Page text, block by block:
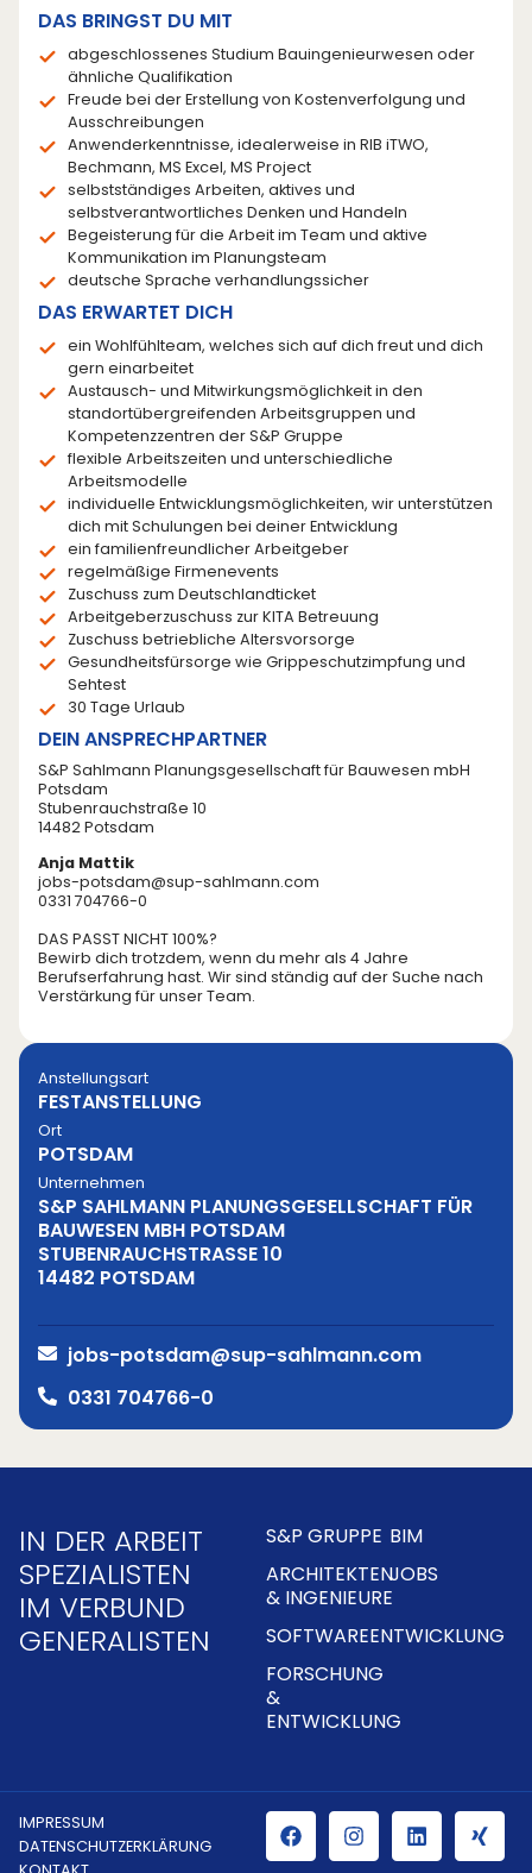
DAS BRINGST DU MIT
abgeschlossenes Studium Bauingenieurwesen oder
ähnliche Qualifikation
Freude bei der Erstellung von Kostenverfolgung und
Ausschreibungen
Anwenderkenntnisse, idealerweise in RIB iTWO,
Bechmann, MS Excel, MS Project
selbstständiges Arbeiten, aktives und
selbstverantwortliches Denken und Handeln
Begeisterung für die Arbeit im Team und aktive
Kommunikation im Planungsteam
deutsche Sprache verhandlungssicher
DAS ERWARTET DICH
ein Wohlfühlteam, welches sich auf dich freut und dich
gern einarbeitet
Austausch- und Mitwirkungsmöglichkeit in den
standortübergreifenden Arbeitsgruppen und
Kompetenzzentren der S&P Gruppe
flexible Arbeitszeiten und unterschiedliche
Arbeitsmodelle
individuelle Entwicklungsmöglichkeiten, wir unterstützen
dich mit Schulungen bei deiner Entwicklung
ein familienfreundlicher Arbeitgeber
regelmäßige Firmenevents
Zuschuss zum Deutschlandticket
Arbeitgeberzuschuss zur KITA Betreuung
Zuschuss betriebliche Altersvorsorge
Gesundheitsfürsorge wie Grippeschutzimpfung und
Sehtest
30 Tage Urlaub
DEIN ANSPRECHPARTNER
S&P Sahlmann Planungsgesellschaft für Bauwesen mbH
Potsdam
Stubenrauchstraße 10
14482 Potsdam
Anja Mattik
jobs-potsdam@sup-sahlmann.com
0331 704766-0
DAS PASST NICHT 100%?
Bewirb dich trotzdem, wenn du mehr als 4 Jahre
Berufserfahrung hast. Wir sind ständig auf der Suche nach
Verstärkung für unser Team.
Anstellungsart
FESTANSTELLUNG
Ort
POTSDAM
Unternehmen
S&P SAHLMANN PLANUNGSGESELLSCHAFT FÜR
BAUWESEN MBH POTSDAM
STUBENRAUCHSTRASSE 10
14482 POTSDAM
jobs-potsdam@sup-sahlmann.com
0331 704766-0
IN DER ARBEIT
SPEZIALISTEN
IM VERBUND
GENERALISTEN
S&P GRUPPE
ARCHITEKTEN
& INGENIEURE
SOFTWAREENTWICKLUNG
FORSCHUNG
&
ENTWICKLUNG
BIM
JOBS
IMPRESSUM
DATENSCHUTZERKLÄRUNG